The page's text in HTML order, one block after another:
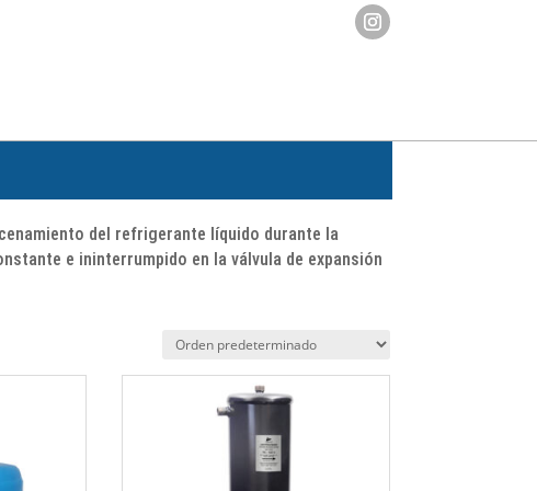
del refrigerante líquido durante la
e ininterrumpido en la válvula de expansión